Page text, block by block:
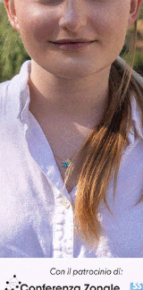
Scomparso
Fiorentino
Levane nel
Cronaca 5 Agosto
Continuano le
Prefettura:
il 112”
Articolo precedente
Per la Bruschi Basket San